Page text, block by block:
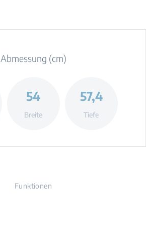
Abmessung (cm)
54
Breite
57,4
Tiefe
Funktionen